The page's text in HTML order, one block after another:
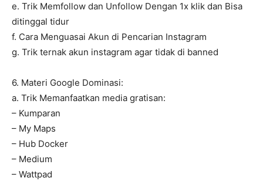
e. Trik Memfollow dan Unfollow Dengan 1x klik dan Bisa
ditinggal tidur
f. Cara Menguasai Akun di Pencarian Instagram
g. Trik ternak akun instagram agar tidak di banned
6. Materi Google Dominasi:
a. Trik Memanfaatkan media gratisan:
– Kumparan
– My Maps
– Hub Docker
– Medium
– Wattpad